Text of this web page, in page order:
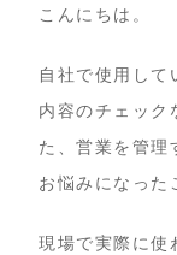
こんにちは。
自社で使用して
内容のチェック
た、営業を管理
お悩みになった
現場で実際に使